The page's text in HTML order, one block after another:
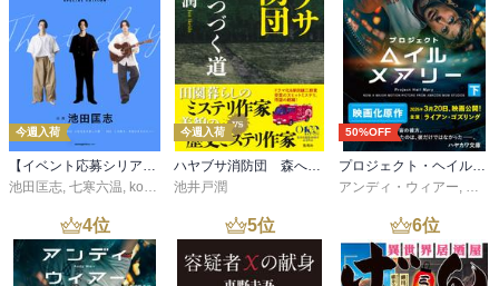
今週入荷
【イベント応募シリアルコード付】池田匡志出演・オーディオフォトブック「あの日」SPECIAL EDITION（音声／動画付）
池田匡志, 七寒六温, konoko58 ,村崎キコ
今週入荷
ハヤブサ消防団 森へつづく道
池井戸潤
50%OFF
プロジェクト・ヘイル・メアリー 下
アンディ・ウィアー, 小野
4位 5位 6位